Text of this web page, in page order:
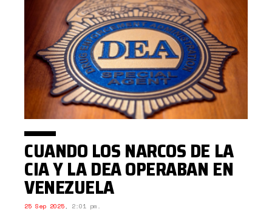
CUANDO LOS NARCOS DE LA
CIA Y LA DEA OPERABAN EN
VENEZUELA
25 Sep 2025, 2:01 pm.